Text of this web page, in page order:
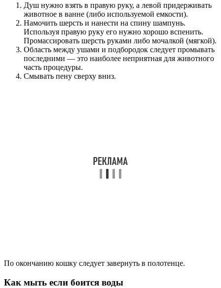
Душ нужно взять в правую руку, а левой придерживать
животное в ванне (либо используемой емкости).
Намочить шерсть и нанести на спину шампунь.
Используя правую руку его нужно хорошо вспенить.
Промассировать шерсть руками либо мочалкой (мягкой).
Область между ушами и подбородок следует промывать
последними — это наиболее неприятная для животного
часть процедуры.
Смывать пену сверху вниз.
По окончанию кошку следует завернуть в полотенце.
Как мыть если боится воды